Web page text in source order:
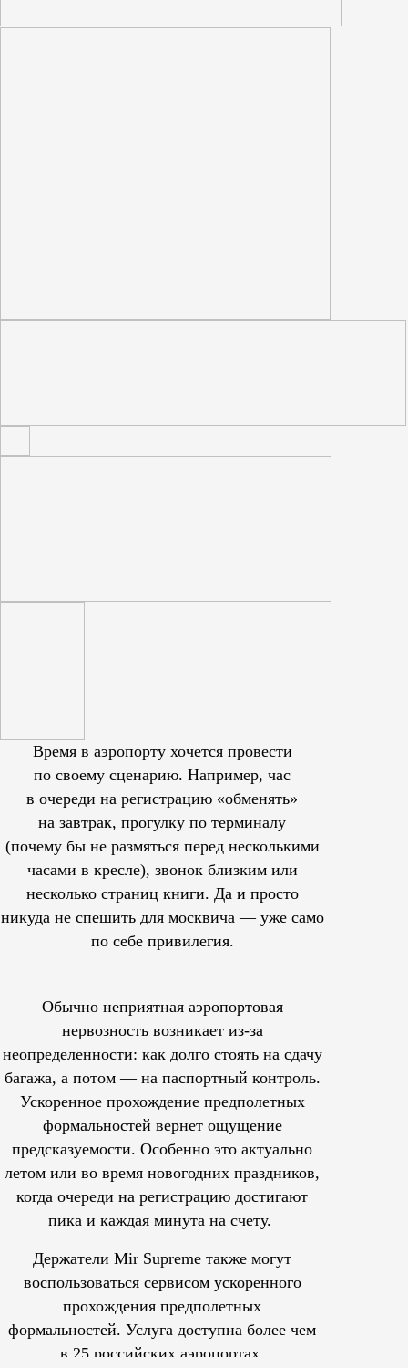
Время в аэропорту хочется провести
по своему сценарию. Например, час
в очереди на регистрацию «обменять»
на завтрак, прогулку по терминалу
(почему бы не размяться перед несколькими
часами в кресле), звонок близким или
несколько страниц книги. Да и просто
никуда не спешить для москвича — уже само
по себе привилегия.
Обычно неприятная аэропортовая
нервозность возникает из-за
неопределенности: как долго стоять на сдачу
багажа, а потом — на паспортный контроль.
Ускоренное прохождение предполетных
формальностей вернет ощущение
предсказуемости. Особенно это актуально
летом или во время новогодних праздников,
когда очереди на регистрацию достигают
пика и каждая минута на счету.
Держатели Mir Supreme также могут
воспользоваться сервисом ускоренного
прохождения предполетных
формальностей. Услуга доступна более чем
в 25 российских аэропортах.